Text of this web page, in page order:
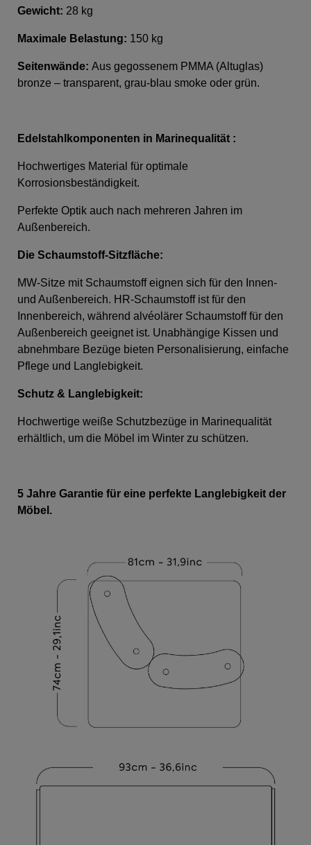
Gewicht: 28 kg
Maximale Belastung: 150 kg
Seitenwände: Aus gegossenem PMMA (Altuglas)
bronze – transparent, grau-blau smoke oder grün.
Edelstahlkomponenten in Marinequalität :
Hochwertiges Material für optimale
Korrosionsbeständigkeit.
Perfekte Optik auch nach mehreren Jahren im
Außenbereich.
Die Schaumstoff-Sitzfläche:
MW-Sitze mit Schaumstoff eignen sich für den Innen-
und Außenbereich. HR-Schaumstoff ist für den
Innenbereich, während alvéolärer Schaumstoff für den
Außenbereich geeignet ist. Unabhängige Kissen und
abnehmbare Bezüge bieten Personalisierung, einfache
Pflege und Langlebigkeit.
Schutz & Langlebigkeit:
Hochwertige weiße Schutzbezüge in Marinequalität
erhältlich, um die Möbel im Winter zu schützen.
5 Jahre Garantie für eine perfekte Langlebigkeit der
Möbel.